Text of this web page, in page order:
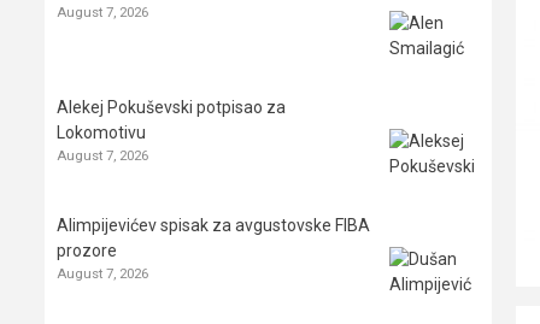
August 7, 2026
Alekej Pokuševski potpisao za
Lokomotivu
August 7, 2026
Alimpijevićev spisak za avgustovske FIBA
prozore
August 7, 2026